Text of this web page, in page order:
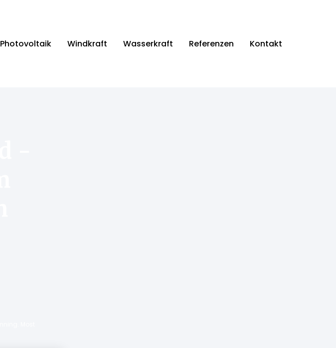
Photovoltaik Windkraft Wasserkraft Referenzen Kontakt